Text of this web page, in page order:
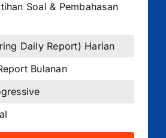
Soal & Pembahasan
Daily Report) Harian
Bulanan